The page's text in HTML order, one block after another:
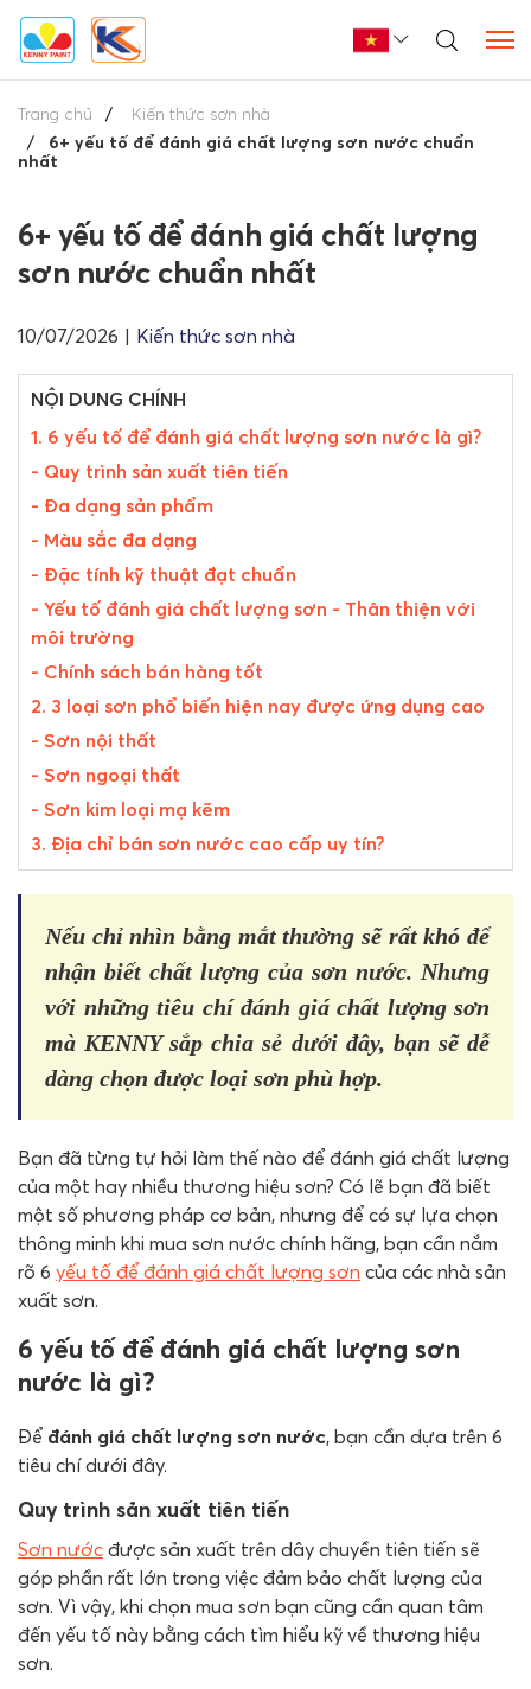
Trang chủ
Kiến thức sơn nhà
6+ yếu tố để đánh giá chất lượng sơn nước chuẩn
nhất
6+ yếu tố để đánh giá chất lượng
sơn nước chuẩn nhất
10/07/2026 | Kiến thức sơn nhà
NỘI DUNG CHÍNH
1. 6 yếu tố để đánh giá chất lượng sơn nước là gì?
- Quy trình sản xuất tiên tiến
- Đa dạng sản phẩm
- Màu sắc đa dạng
- Đặc tính kỹ thuật đạt chuẩn
- Yếu tố đánh giá chất lượng sơn - Thân thiện với
môi trường
- Chính sách bán hàng tốt
2. 3 loại sơn phổ biến hiện nay được ứng dụng cao
- Sơn nội thất
- Sơn ngoại thất
- Sơn kim loại mạ kẽm
3. Địa chỉ bán sơn nước cao cấp uy tín?
Nếu chỉ nhìn bằng mắt thường sẽ rất khó để
nhận biết chất lượng của sơn nước. Nhưng
với những tiêu chí đánh giá chất lượng sơn
mà KENNY sắp chia sẻ dưới đây, bạn sẽ dễ
dàng chọn được loại sơn phù hợp.
Bạn đã từng tự hỏi làm thế nào để đánh giá chất lượng
của một hay nhiều thương hiệu sơn? Có lẽ bạn đã biết
một số phương pháp cơ bản, nhưng để có sự lựa chọn
thông minh khi mua sơn nước chính hãng, bạn cần nắm
rõ 6 yếu tố để đánh giá chất lượng sơn của các nhà sản
xuất sơn.
6 yếu tố để đánh giá chất lượng sơn
nước là gì?
Để đánh giá chất lượng sơn nước, bạn cần dựa trên 6
tiêu chí dưới đây.
Quy trình sản xuất tiên tiến
Sơn nước được sản xuất trên dây chuyền tiên tiến sẽ
góp phần rất lớn trong việc đảm bảo chất lượng của
sơn. Vì vậy, khi chọn mua sơn bạn cũng cần quan tâm
đến yếu tố này bằng cách tìm hiểu kỹ về thương hiệu
sơn.